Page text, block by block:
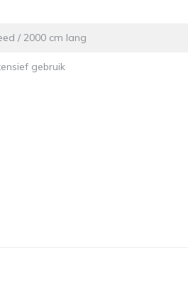
/ 2000 cm lang
gebruik